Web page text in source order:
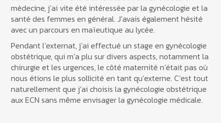
médecine, j’ai vite été intéressée par la gynécologie et la
santé des femmes en général. J’avais également hésité
avec un parcours en maïeutique au lycée.
Pendant l’externat, j’ai effectué un stage en gynécologie
obstétrique, qui m’a plu sur divers aspects, notamment la
chirurgie et les urgences, le côté maternité n’était pas où
nous étions le plus sollicité en tant qu’externe. C’est tout
naturellement que j’ai choisis la gynécologie obstétrique
aux ECN sans même envisager la gynécologie médicale.